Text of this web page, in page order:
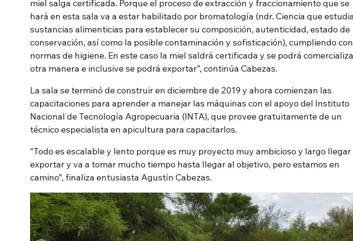
miel salga certificada. Porque el proceso de extracción y fraccionamiento que se
hará en esta sala va a estar habilitado por bromatología (ndr. Ciencia que
sustancias alimenticias para establecer su composición, autenticidad, estado de
conservación, así como la posible contaminación y sofisticación), cumpliendo
normas de higiene. En este caso la miel saldrá certificada y se podrá
otra manera e inclusive se podrá exportar”, continúa Cabezas.
La sala se terminó de construir en diciembre de 2019 y ahora comienzan las
capacitaciones para aprender a manejar las máquinas con el apoyo del Instituto
Nacional de Tecnología Agropecuaria (INTA), que provee gratuitamente de un
técnico especialista en apicultura para capacitarlos.
“Todo es escalable y lento porque es muy proyecto muy ambicioso y largo llegar
exportar y va a tomar mucho tiempo hasta llegar al objetivo, pero estamos en
camino”, finaliza entusiasta Agustín Cabezas.